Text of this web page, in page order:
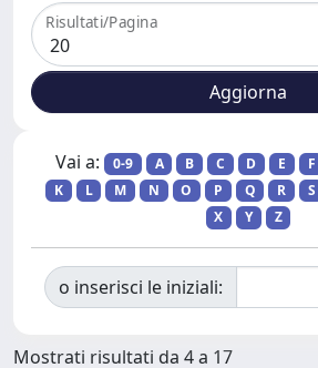
Risultati/Pagina
Vai a: 0-9 A B C D E F
K
L M N O P Q R S
X
Y Z
o inserisci le iniziali:
Mostrati risultati da 4 a 17